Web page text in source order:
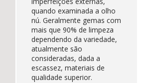
quando examinada a olho
nú. Geralmente gemas com
mais que 90% de limpeza
dependendo da variedade,
atualmente são
consideradas, dada a
escassez, materiais de
qualidade superior.